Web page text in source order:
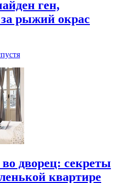
ген,
рыжий окрас
дворец: секреты
квартире